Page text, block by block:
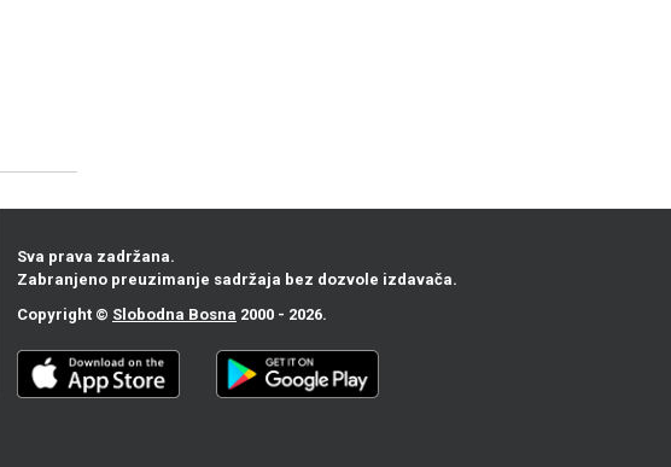
Sva prava zadržana.
Zabranjeno preuzimanje sadržaja bez dozvole izdavača.
Copyright © Slobodna Bosna 2000 - 2026.